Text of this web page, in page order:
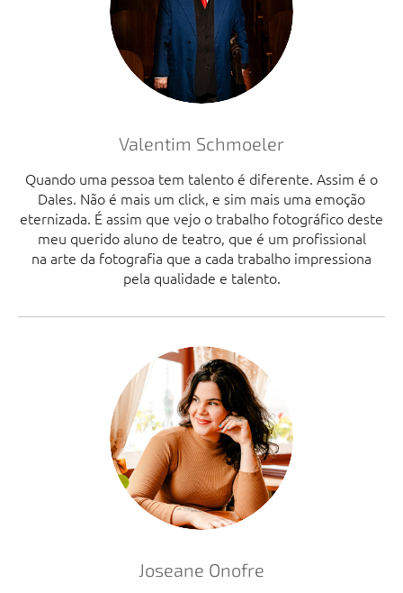
Valentim Schmoeler
Quando uma pessoa tem talento é diferente. Assim é o
Dales. Não é mais um click, e sim mais uma emoção
eternizada. É assim que vejo o trabalho fotográfico deste
meu querido aluno de teatro, que é um profissional
na arte da fotografia que a cada trabalho impressiona
pela qualidade e talento.
Joseane Onofre